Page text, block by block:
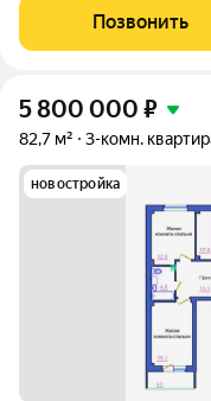
строительства, уютную
семейной жизни.
Позвонить
5 800 000 ₽
82,7 м² 3-комн.
новостройка